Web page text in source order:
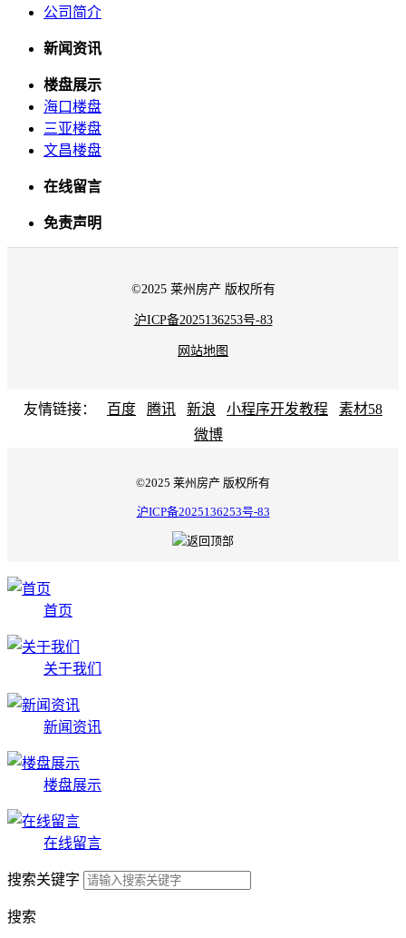
公司简介
新闻资讯
楼盘展示
海口楼盘
三亚楼盘
文昌楼盘
在线留言
免责声明
©2025 莱州房产 版权所有
沪ICP备2025136253号-83
网站地图
友情链接： 百度 腾讯 新浪 小程序开发教程
素材58
微博
©2025 莱州房产 版权所有
沪ICP备2025136253号-83
首页
关于我们
新闻资讯
楼盘展示
在线留言
搜索关键字
搜索